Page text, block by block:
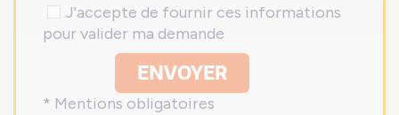
J'accepte de fournir ces informations
pour valider ma demande
ENVOYER
* Mentions obligatoires